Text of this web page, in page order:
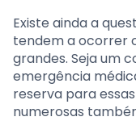
Existe ainda a
tendem a ocorrer
grandes. Seja um
emergência
reserva para
numerosas